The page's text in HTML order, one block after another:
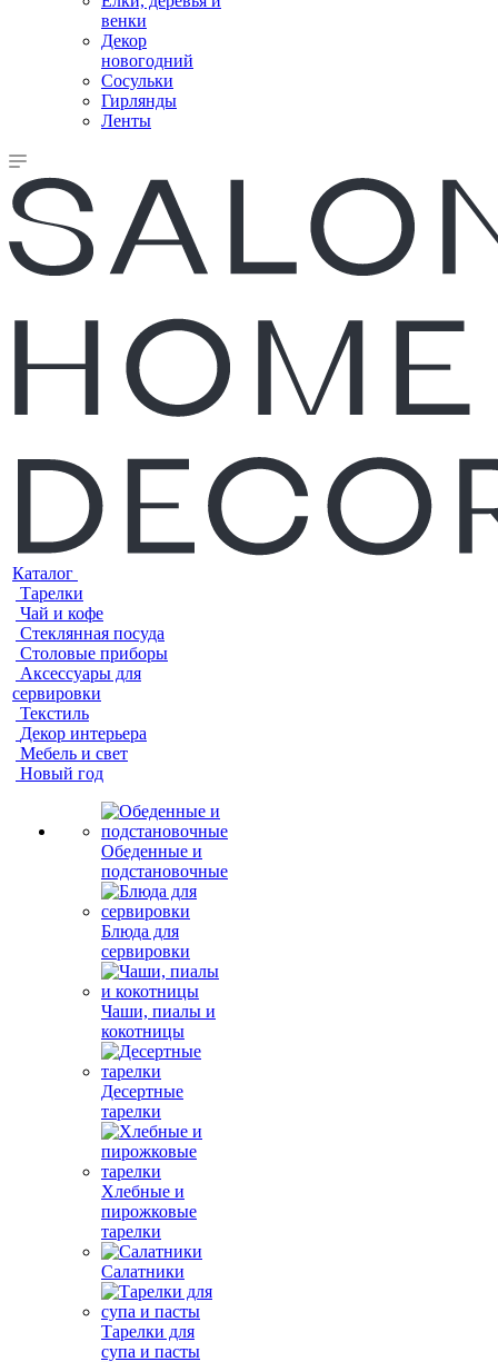
венки
Декор
новогодний
Сосульки
Гирлянды
Ленты
Каталог
Тарелки
Чай и кофе
Стеклянная посуда
Столовые приборы
Аксессуары для
сервировки
Текстиль
Декор интерьера
Мебель и свет
Новый год
Обеденные и
подстановочные
Блюда для
сервировки
Чаши, пиалы и
кокотницы
Десертные
тарелки
Хлебные и
пирожковые
тарелки
Салатники
Тарелки для
супа и пасты